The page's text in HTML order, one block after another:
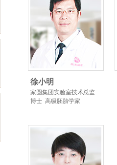
徐小明
家圆集团实验室技术总监
博士 高级胚胎学家